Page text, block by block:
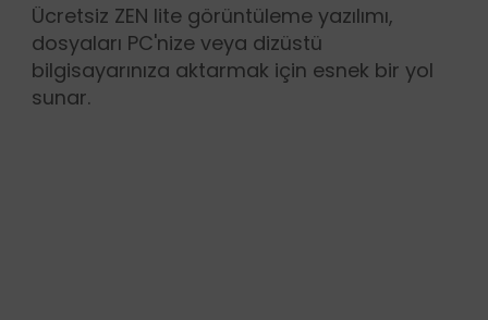
Ücretsiz ZEN lite görüntüleme yazılımı,
dosyaları PC'nize veya dizüstü
bilgisayarınıza aktarmak için esnek bir yol
sunar.